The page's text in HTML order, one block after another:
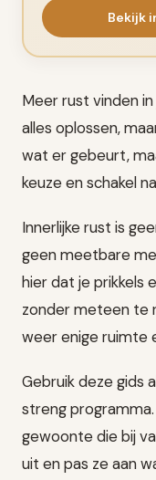
Bekijk
Meer rust vinden
alles oplossen,
wat er gebeurt,
keuze en schakel
Innerlijke rust is
geen meetbare
hier dat je prikkels
zonder meteen te
weer enige ruimte
Gebruik deze gids
streng
gewoonte die bij
uit en pas ze aan